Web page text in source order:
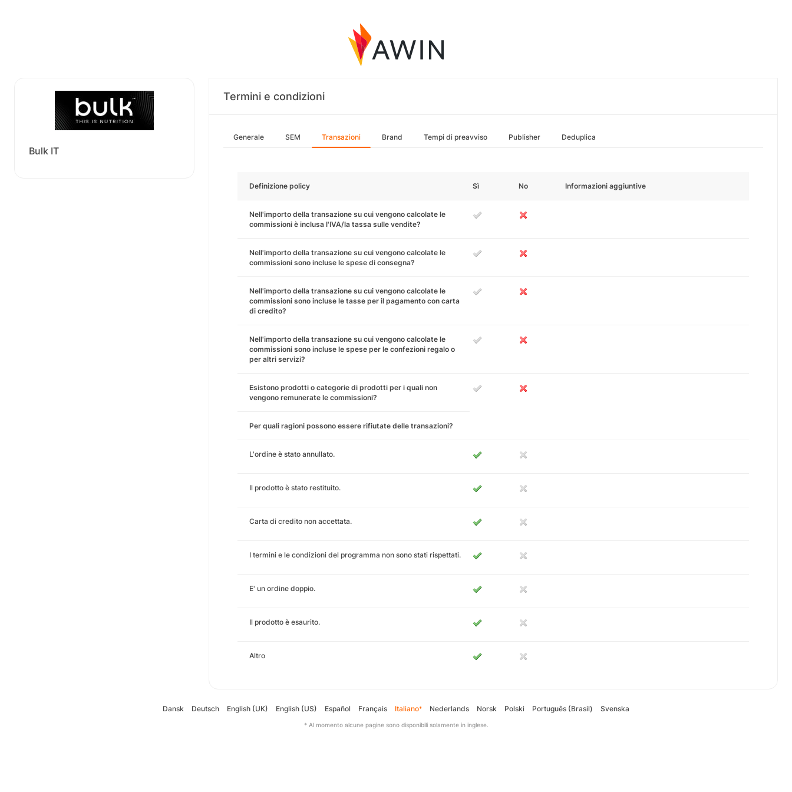
Bulk IT
Termini e condizioni
Generale SEM Transazioni Brand Tempi di preavviso Publisher Deduplica
Definizione policy Sì No Informazioni aggiuntive
Nell'importo della transazione su cui vengono calcolate le
commissioni è inclusa l'IVA/la tassa sulle vendite?
Nell'importo della transazione su cui vengono calcolate le
commissioni sono incluse le spese di consegna?
Nell'importo della transazione su cui vengono calcolate le
commissioni sono incluse le tasse per il pagamento con carta
di credito?
Nell'importo della transazione su cui vengono calcolate le
commissioni sono incluse le spese per le confezioni regalo o
per altri servizi?
Esistono prodotti o categorie di prodotti per i quali non
vengono remunerate le commissioni?
Per quali ragioni possono essere rifiutate delle transazioni?
L'ordine è stato annullato.
Il prodotto è stato restituito.
Carta di credito non accettata.
I termini e le condizioni del programma non sono stati rispettati.
E' un ordine doppio.
Il prodotto è esaurito.
Altro
Dansk Deutsch English (UK) English (US) Español Français Italiano* Nederlands Norsk Polski Português (Brasil) Svenska
* Al momento alcune pagine sono disponibili solamente in inglese.